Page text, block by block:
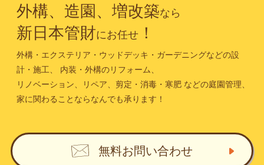
外構、造園、増改築なら
新日本管財にお任せ！
外構・エクステリア・ウッドデッキ・ガーデニングなどの設
計・施工、
内装・外構のリフォーム、
リノベーション、リペア、剪定・消毒・寒肥などの庭園管理、
家に関わることならなんでも承ります！
無料お問い合わせ